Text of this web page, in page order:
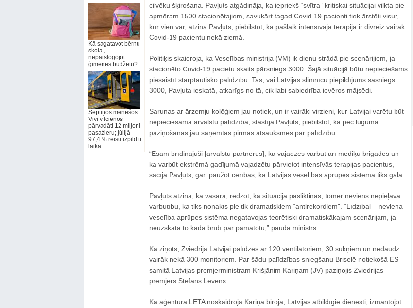
Kā sagatavot bērnu
skolai,
nepārslogojot
ģimenes budžetu?
Septiņos mēnešos
Vivi vilcienos
pārvadāti 12 miljoni
pasažieru; jūlijā
97,4 % reisu izpildīti
laikā
cilvēku šķirošana. Pavļuts atgādināja, ka iepriekš “svītra” kritiskai situācijai vilkta pie
apmēram 1500 stacionētajiem, savukārt tagad Covid-19 pacienti tiek ārstēti visur,
kur vien var, atzina Pavļuts, piebilstot, ka pašlaik intensīvajā terapijā ir divreiz vairāk
Covid-19 pacientu nekā ziemā.
Politiķis skaidroja, ka Veselības ministrija (VM) ik dienu strādā pie scenārijiem, ja
stacionēto Covid-19 pacietu skaits pārsniegs 3000. Šajā situācijā būtu nepieciešams
piesaistīt starptautisko palīdzību. Tas, vai Latvijas slimnīcu piepildījums sasniegs
3000, Pavļuta ieskatā, atkarīgs no tā, cik labi sabiedrība ievēros mājsēdi.
Sarunas ar ārzemju kolēģiem jau notiek, un ir vairāki virzieni, kur Latvijai varētu būt
nepieciešama ārvalstu palīdzība, stāstīja Pavļuts, piebilstot, ka pēc lūguma
paziņošanas jau saņemtas pirmās atsauksmes par palīdzību.
“Esam brīdinājuši [ārvalstu partnerus], ka vajadzēs varbūt arī mediķu brigādes un
ka varbūt ekstrēmā gadījumā vajadzētu pārvietot intensīvās terapijas pacientus,”
sacīja Pavļuts, gan paužot cerības, ka Latvijas veselības aprūpes sistēma tiks galā.
Pavļuts atzina, ka vasarā, redzot, ka situācija pasliktinās, tomēr neviens nepieļāva
varbūtību, ka tiks nonākts pie tik dramatiskiem “antirekordiem”. “Līdzībai – neviena
veselība aprūpes sistēma negatavojas teorētiski dramatiskākajam scenārijam, ja
neuzskata to kādā brīdī par pamatotu,” pauda ministrs.
Kā ziņots, Zviedrija Latvijai palīdzēs ar 120 ventilatoriem, 30 sūkņiem un nedaudz
vairāk nekā 300 monitoriem. Par šādu palīdzības sniegšanu Briselē notiekošā ES
samitā Latvijas premjerministram Krišjānim Kariņam (JV) paziņojis Zviedrijas
premjers Stēfans Levēns.
Kā aģentūra LETA noskaidroja Kariņa birojā, Latvijas atbildīgie dienesti, izmantojot